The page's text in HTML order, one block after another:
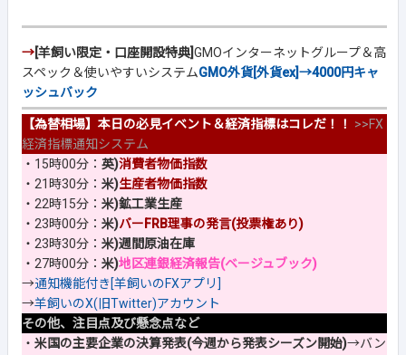
→[羊飼い限定・口座開設特典]GMOインターネットグループ＆高
スペック＆使いやすいシステムGMO外貨[外貨ex]→4000円キャ
ッシュバック
【為替相場】本日の必見イベント＆経済指標はコレだ！！ >>FX
経済指標通知システム
・15時00分： 英)消費者物価指数
・21時30分： 米)生産者物価指数
・22時15分： 米)鉱工業生産
・23時00分： 米)バーFRB理事の発言(投票権あり)
・23時30分： 米)週間原油在庫
・27時00分： 米)地区連銀経済報告(ベージュブック)
→通知機能付き[羊飼いのFXアプリ]
→羊飼いのX(旧Twitter)アカウント
その他、注目点及び懸念点など
・ 米国の主要企業の決算発表(今週から発表シーズン開始)→バン